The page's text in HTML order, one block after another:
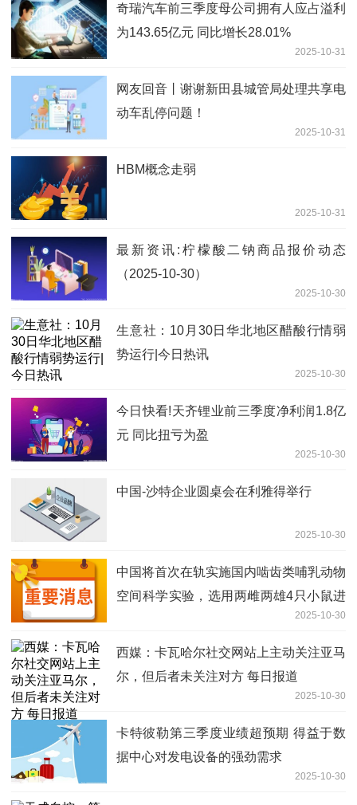
奇瑞汽车前三季度母公司拥有人应占溢利
为143.65亿元 同比增长28.01%
2025-10-31
网友回音丨谢谢新田县城管局处理共享电
动车乱停问题！
2025-10-31
HBM概念走弱
2025-10-31
最新资讯:柠檬酸二钠商品报价动态
（2025-10-30）
2025-10-30
生意社：10月30日华北地区醋酸行情弱
势运行|今日热讯
2025-10-30
今日快看!天齐锂业前三季度净利润1.8亿
元 同比扭亏为盈
2025-10-30
中国-沙特企业圆桌会在利雅得举行
2025-10-30
中国将首次在轨实施国内啮齿类哺乳动物
空间科学实验，选用两雌两雄4只小鼠进
行在轨饲养，重点研究失重、密闭等空间
条件对小鼠行为模式的影响
2025-10-30
西媒：卡瓦哈尔社交网站上主动关注亚马
尔，但后者未关注对方 每日报道
2025-10-30
卡特彼勒第三季度业绩超预期 得益于数
据中心对发电设备的强劲需求
2025-10-30